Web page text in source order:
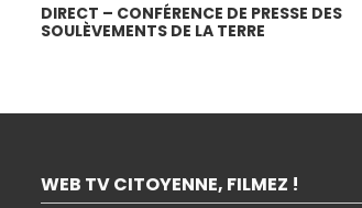
DIRECT – CONFÉRENCE DE PRESSE DES
SOULÈVEMENTS DE LA TERRE
WEB TV CITOYENNE, FILMEZ !